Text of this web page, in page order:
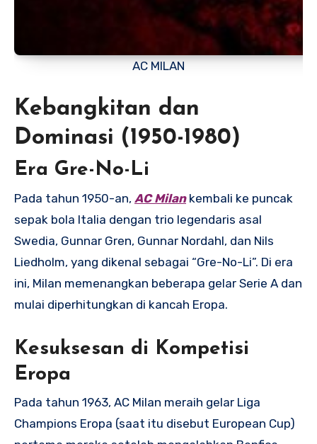
AC MILAN
Kebangkitan dan
Dominasi (1950-1980)
Era Gre-No-Li
Pada tahun 1950-an, AC Milankembali ke puncak
sepak bola Italia dengan trio legendaris asal
Swedia, Gunnar Gren, Gunnar Nordahl, dan Nils
Liedholm, yang dikenal sebagai “Gre-No-Li”. Di era
ini, Milan memenangkan beberapa gelar Serie A dan
mulai diperhitungkan di kancah Eropa.
Kesuksesan di Kompetisi
Eropa
Pada tahun 1963, AC Milan meraih gelar Liga
Champions Eropa (saat itu disebut European Cup)